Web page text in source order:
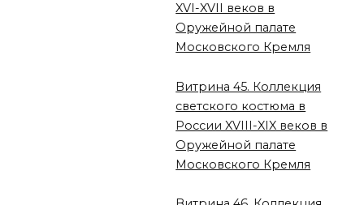
XVI-XVII веков в
Оружейной палате
Московского Кремля
Витрина 45. Коллекция
светского костюма в
России XVIII-XIX веков в
Оружейной палате
Московского Кремля